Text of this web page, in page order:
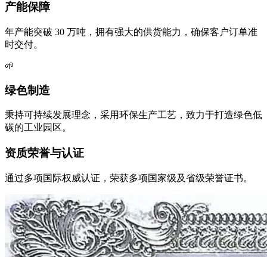
产能保障
年产能突破 30 万吨，拥有强大的供货能力，确保客户订单准
时交付。
🌱
绿色制造
秉持可持续发展理念，采用环保生产工艺，致力于打造绿色低
碳的工业园区。
资质荣誉与认证
通过多项国际权威认证，荣获多项国家级及省级荣誉证书。